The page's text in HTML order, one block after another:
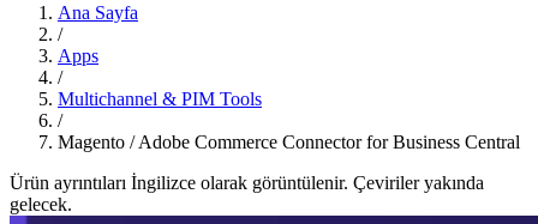
Ana Sayfa
/
Apps
/
Multichannel & PIM Tools
/
Magento / Adobe Commerce Connector for Business Central
Ürün ayrıntıları İngilizce olarak görüntülenir. Çeviriler yakında
gelecek.